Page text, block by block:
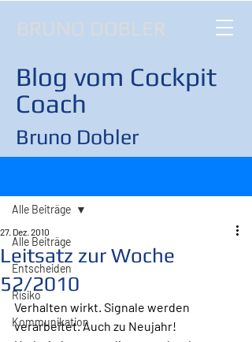
BRUNO DOBLER
Blog vom Cockpit
Coach
Bruno Dobler
Alle Beiträge
Entscheiden
Risiko
Kommunikation
Alle Beiträge
Leitsatz zur Woche
52/2010
27. Dez. 2010
Verhalten wirkt. Signale werden
verarbeitet. Auch zu Neujahr!